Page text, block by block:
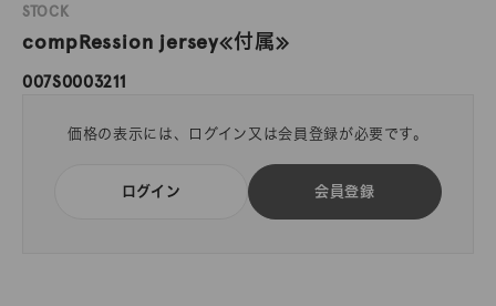
STOCK
compRession jersey≪付属≫
007S0003211
価格の表示には、ログイン又は会員登録が必要です。
ログイン 会員登録